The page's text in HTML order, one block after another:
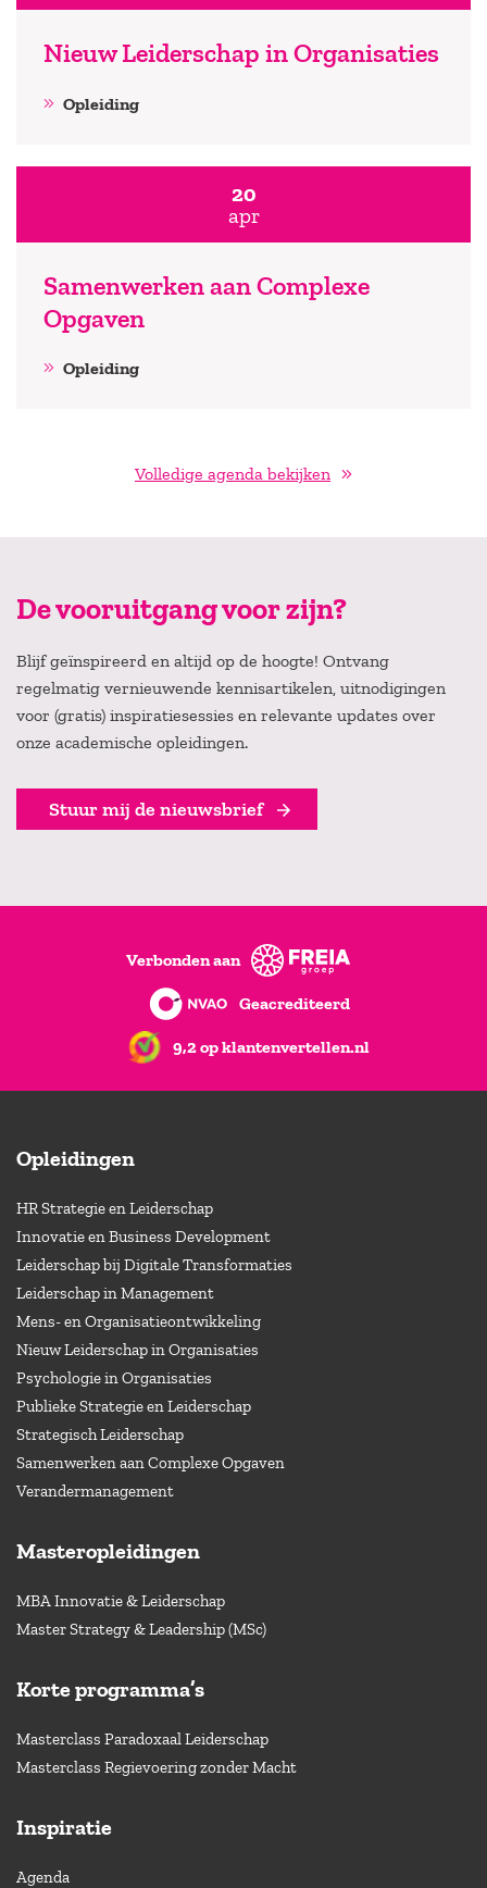
Nieuw Leiderschap in Organisaties
Opleiding
20
apr
Samenwerken aan Complexe
Opgaven
Opleiding
Volledige agenda bekijken
De vooruitgang voor zijn?
Blijf geïnspireerd en altijd op de hoogte! Ontvang
regelmatig vernieuwende kennisartikelen, uitnodigingen
voor (gratis) inspiratiesessies en relevante updates over
onze academische opleidingen.
Stuur mij de nieuwsbrief
Verbonden aan
Geacrediteerd
9,2 op klantenvertellen.nl
Opleidingen
HR Strategie en Leiderschap
Innovatie en Business Development
Leiderschap bij Digitale Transformaties
Leiderschap in Management
Mens- en Organisatieontwikkeling
Nieuw Leiderschap in Organisaties
Psychologie in Organisaties
Publieke Strategie en Leiderschap
Strategisch Leiderschap
Samenwerken aan Complexe Opgaven
Verandermanagement
Masteropleidingen
MBA Innovatie & Leiderschap
Master Strategy & Leadership (MSc)
Korte programma’s
Masterclass Paradoxaal Leiderschap
Masterclass Regievoering zonder Macht
Inspiratie
Agenda